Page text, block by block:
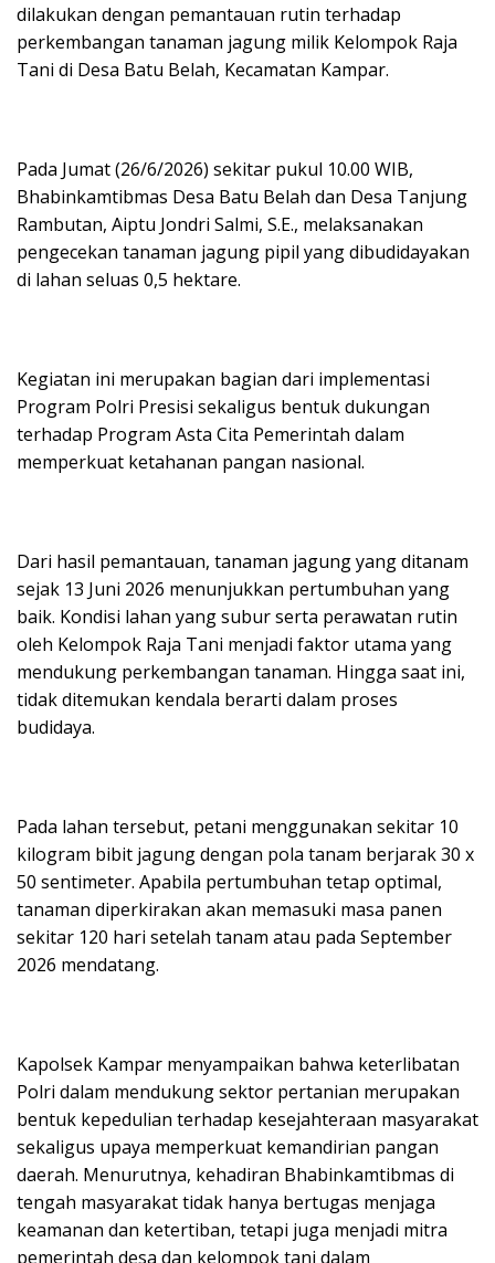
dilakukan dengan pemantauan rutin terhadap
perkembangan tanaman jagung milik Kelompok Raja
Tani di Desa Batu Belah, Kecamatan Kampar.
Pada Jumat (26/6/2026) sekitar pukul 10.00 WIB,
Bhabinkamtibmas Desa Batu Belah dan Desa Tanjung
Rambutan, Aiptu Jondri Salmi, S.E., melaksanakan
pengecekan tanaman jagung pipil yang dibudidayakan
di lahan seluas 0,5 hektare.
Kegiatan ini merupakan bagian dari implementasi
Program Polri Presisi sekaligus bentuk dukungan
terhadap Program Asta Cita Pemerintah dalam
memperkuat ketahanan pangan nasional.
Dari hasil pemantauan, tanaman jagung yang ditanam
sejak 13 Juni 2026 menunjukkan pertumbuhan yang
baik. Kondisi lahan yang subur serta perawatan rutin
oleh Kelompok Raja Tani menjadi faktor utama yang
mendukung perkembangan tanaman. Hingga saat ini,
tidak ditemukan kendala berarti dalam proses
budidaya.
Pada lahan tersebut, petani menggunakan sekitar 10
kilogram bibit jagung dengan pola tanam berjarak 30 x
50 sentimeter. Apabila pertumbuhan tetap optimal,
tanaman diperkirakan akan memasuki masa panen
sekitar 120 hari setelah tanam atau pada September
2026 mendatang.
Kapolsek Kampar menyampaikan bahwa keterlibatan
Polri dalam mendukung sektor pertanian merupakan
bentuk kepedulian terhadap kesejahteraan masyarakat
sekaligus upaya memperkuat kemandirian pangan
daerah. Menurutnya, kehadiran Bhabinkamtibmas di
tengah masyarakat tidak hanya bertugas menjaga
keamanan dan ketertiban, tetapi juga menjadi mitra
pemerintah desa dan kelompok tani dalam